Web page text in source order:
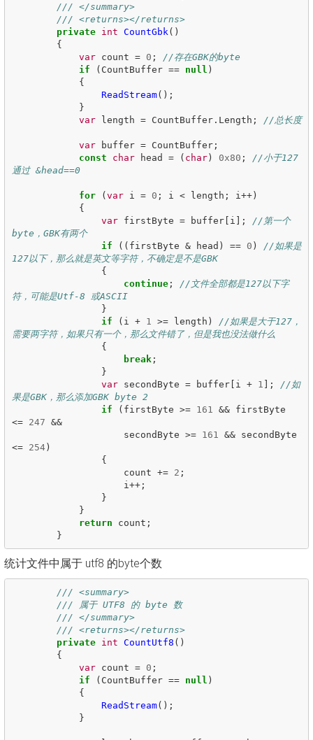
/// </summary>
/// <returns></returns>
private
int CountGbk ()
{
var
count = 0 ;
//存在GBK的byte
if
( CountBuffer == null )
{
ReadStream();
}
var
length = CountBuffer. Length ; //总长度
var buffer = CountBuffer;
const
char head = ( char) 0x80 ;
//小于127
通过 &head==0
for (var i = 0 ; i < length ; i ++)
{
var
firstByte = buffer[ i ];
//第一个
byte，GBK有两个
if
(( firstByte & head ) == 0 )
//如果是
127以下，那么就是英文等字符，不确定是不是GBK
{
continue;
//文件全部都是127以下字
符，可能是Utf-8 或ASCII
}
if
( i + 1 >= length )
//如果是大于127，
需要两字符，如果只有一个，那么文件错了，但是我也没法做什么
{
break;
}
var
secondByte = buffer[ i + 1 ];
//如
果是GBK，那么添加GBK byte 2
if
( firstByte >= 161 &&
firstByte
<=
247 &&
secondByte >= 161 &&
secondByte
<=
254)
{
count += 2 ;
i ++;
}
}
return
count ;
}
统计文件中属于 utf8 的byte个数
/// <summary>
/// 属于 UTF8 的 byte 数
/// </summary>
/// <returns></returns>
private
int CountUtf8 ()
{
var
count = 0 ;
if
( CountBuffer == null )
{
ReadStream();
}